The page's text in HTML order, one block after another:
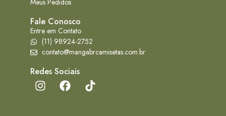
Meus Pedidos
Fale Conosco
Entre em Contato
(11) 98924-2752
contato@mangabrcamisetas.com.br
Redes Sociais